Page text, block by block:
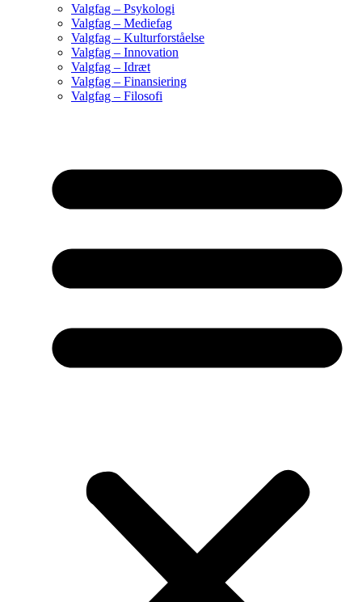
Valgfag – Psykologi
Valgfag – Mediefag
Valgfag – Kulturforståelse
Valgfag – Innovation
Valgfag – Idræt
Valgfag – Finansiering
Valgfag – Filosofi